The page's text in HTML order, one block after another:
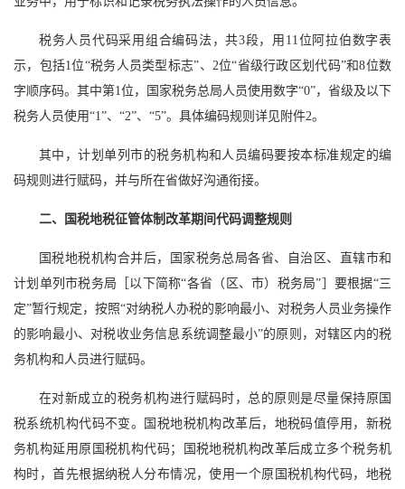
税务人员代码采用组合编码法，共3段，用11位阿拉伯数字表
示，包括1位“税务人员类型标志”、2位“省级行政区划代码”和8位数
字顺序码。其中第1位，国家税务总局人员使用数字“0”，省级及以下
税务人员使用“1”、“2”、“5”。具体编码规则详见附件2。
其中，计划单列市的税务机构和人员编码要按本标准规定的编
码规则进行赋码，并与所在省做好沟通衔接。
二、国税地税征管体制改革期间代码调整规则
国税地税机构合并后，国家税务总局各省、自治区、直辖市和
计划单列市税务局［以下简称“各省（区、市）税务局”］要根据“三
定”暂行规定，按照“对纳税人办税的影响最小、对税务人员业务操作
的影响最小、对税收业务信息系统调整最小”的原则，对辖区内的税
务机构和人员进行赋码。
在对新成立的税务机构进行赋码时，总的原则是尽量保持原国
税系统机构代码不变。国税地税机构改革后，地税码值停用，新税
务机构延用原国税机构代码；国税地税机构改革后成立多个税务机
构时，首先根据纳税人分布情况，使用一个原国税机构代码，地税